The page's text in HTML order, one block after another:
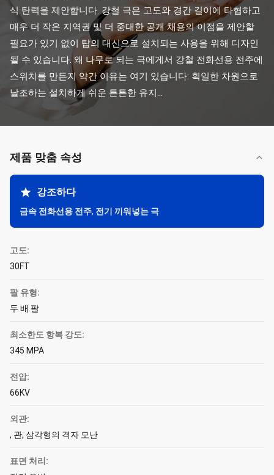
식 탄력을 제안합니다. 강철 극은 고도와 경간 길이에 타협하고
매우 더 작은 지역권 및 더 중대한 공개 채용의 이점을 제안할
필요가 있기 없이 탑의 대신으로 설치되는 사용을 위해 디자인
될 수 있습니다. 왜 나무로 되는 극에게서 강철 전화선용 전주에
스위치를 만든지 약간 이유는 여기 있습니다: 획일한 차원으로
날조하는 설치하게 쉬운 튼튼한 유지...
제품 맞춤 속성
강조하다
금속 전화선용 전주, 전기 끼워넣는 극
고도:
30FT
팔 유형:
두 배 팔
최소한도 항복 강도:
345 MPA
전압:
66KV
외관:
, 관, 삼각형의 격자 모난
표면 처리: